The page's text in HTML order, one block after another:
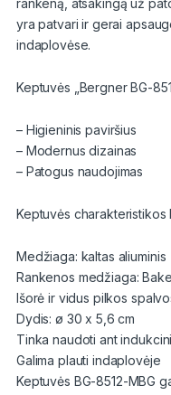
yra patvari ir gerai
indaplovėse.
Keptuvės „Bergner BG-
– Higieninis paviršius
– Modernus dizainas
– Patogus naudojimas
Keptuvės charakteristikos
Medžiaga: kaltas aliuminis
Rankenos medžiaga:
Išorė ir vidus pilkos
Dydis: ø 30 x 5,6 cm
Tinka naudoti ant
Galima plauti indaplovėje
Keptuvės BG-8512-MBG